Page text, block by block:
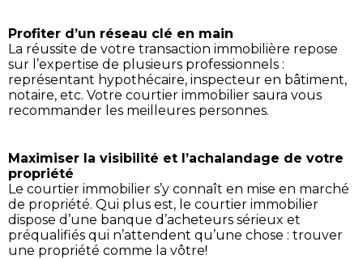
Profiter d’un réseau clé en main
La réussite de votre transaction immobilière repose
sur l’expertise de plusieurs professionnels :
représentant hypothécaire, inspecteur en bâtiment,
notaire, etc. Votre courtier immobilier saura vous
recommander les meilleures personnes.
Maximiser la visibilité et l’achalandage de votre
propriété
Le courtier immobilier s’y connaît en mise en marché
de propriété. Qui plus est, le courtier immobilier
dispose d’une banque d’acheteurs sérieux et
préqualifiés qui n’attendent qu’une chose : trouver
une propriété comme la vôtre!